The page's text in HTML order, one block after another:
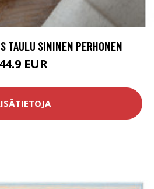
TAULU SININEN PERHONEN
44.9 EUR